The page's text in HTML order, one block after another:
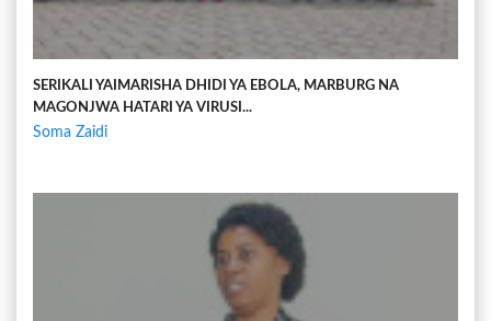
SERIKALI YAIMARISHA DHIDI YA EBOLA, MARBURG NA
MAGONJWA HATARI YA VIRUSI...
Soma Zaidi